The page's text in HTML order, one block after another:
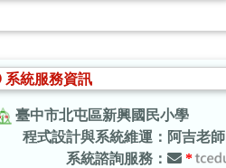
系統服務資訊
臺中市北屯區新興國民小學
程式設計與系統維運：阿吉老師
系統諮詢服務：
*